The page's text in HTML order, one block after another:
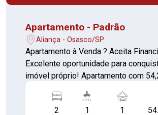
Apartamento - Padrão
Aliança - Osasco/SP
Apartamento à Venda ? Aceita
Excelente oportunidade para
imóvel próprio! Apartamento com 54,20 m²,
excelente região, próximo ao FITO,
supermercados, farmácias, escolas,
2 1 1